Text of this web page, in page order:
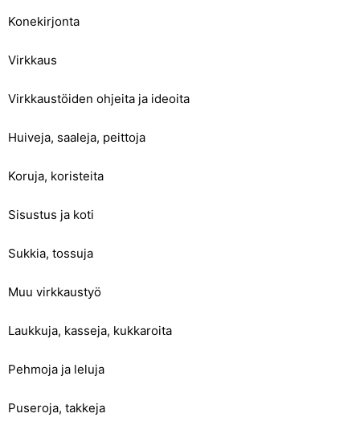
Konekirjonta
Virkkaus
Virkkaustöiden ohjeita ja ideoita
Huiveja, saaleja, peittoja
Koruja, koristeita
Sisustus ja koti
Sukkia, tossuja
Muu virkkaustyö
Laukkuja, kasseja, kukkaroita
Pehmoja ja leluja
Puseroja, takkeja